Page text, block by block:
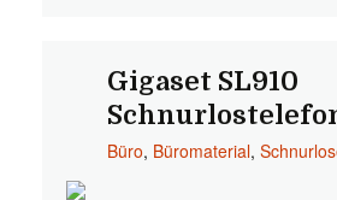
Gigaset SL910
Büro, Büromaterial,